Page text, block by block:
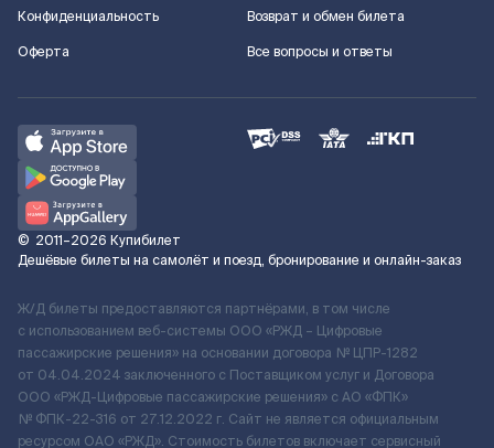
Конфиденциальность
Оферта
Возврат и обмен билета
Все вопросы и ответы
© 2011–2026 Купибилет
Дешёвые билеты на самолёт и поезд, бронирование и онлайн-заказ
Ж/Д билеты предоставляются партнёрами, в том числе
с использованием веб-системы ООО «РЖД – Цифровые
пассажирские решения» на основании договора № ЦПР-1282
от 04.04.2024 заключенного с Поставщиком услуг и Договора
ООО «РЖД-Цифровые пассажирские решения» c АО «ФПК»
№ ФПК-22-316 от 27.12.2022 г. Сайт не является официальным
ресурсом ОАО «РЖД». Стоимость билетов включает сервисный